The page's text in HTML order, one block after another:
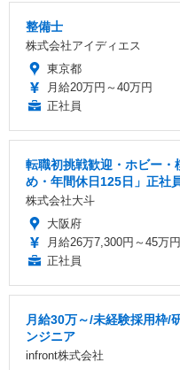
整備士
株式会社アイディエス
東京都
月給20万円～40万円
正社員
転職初挑戦歓迎・ホビー
め・年間休日125日」正社
株式会社大斗
大阪府
月給26万7,300円～45万円
正社員
月給30万～/未経験採用枠/
ンジニア
infront株式会社